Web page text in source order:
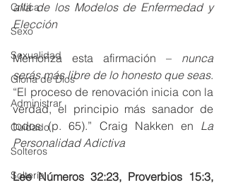
Crítica
Sexo
Sexualidad
Gloria de Dios
Administrar
Cuidado
Solteros
Soltería
allá de los Modelos de Enfermedad y
Elección
Memoriza esta afirmación – nunca
serás más libre de lo honesto que seas.
“El proceso de renovación inicia con la
verdad, el principio más sanador de
todos (p. 65).” Craig Nakken en La
Personalidad Adictiva
Lee Números 32:23, Proverbios 15:3,